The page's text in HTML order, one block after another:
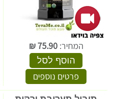
המחיר:75.90
₪
הוסף לסל
פרטים נוספים